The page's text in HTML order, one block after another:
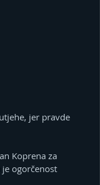
jer pravde
Koprena za
ogorčenost